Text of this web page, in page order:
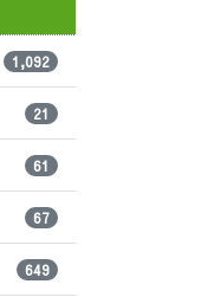
1,092
21
61
67
649